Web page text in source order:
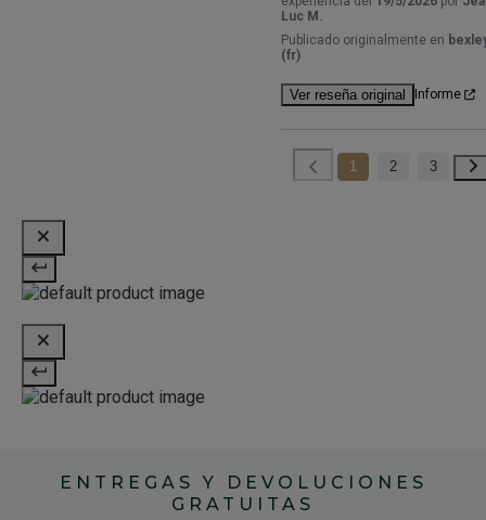
Luc M.
Publicado originalmente en
(fr)
Ver reseña original Informe
1 2 3
ENTREGAS Y DEVOLUCIONES
GRATUITAS